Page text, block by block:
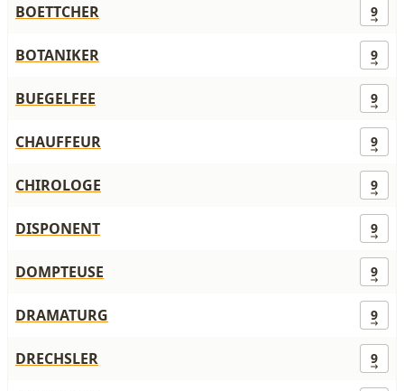
BOETTCHER 9
BOTANIKER 9
BUEGELFEE 9
CHAUFFEUR 9
CHIROLOGE 9
DISPONENT 9
DOMPTEUSE 9
DRAMATURG 9
DRECHSLER 9